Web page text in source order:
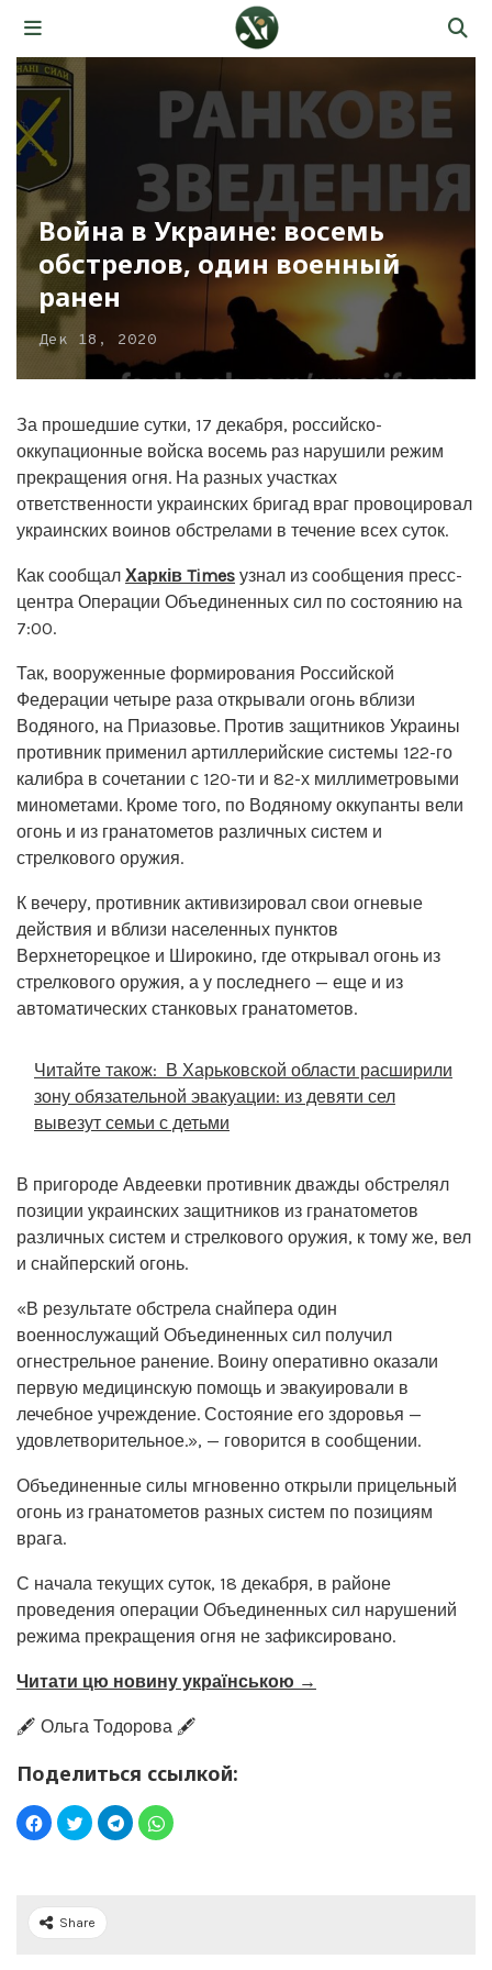
Война в Украине: восемь
обстрелов, один военный
ранен
Дек 18, 2020
За прошедшие сутки, 17 декабря, российско-
оккупационные войска восемь раз нарушили режим
прекращения огня. На разных участках
ответственности украинских бригад враг провоцировал
украинских воинов обстрелами в течение всех суток.
Как сообщал Харків Times узнал из сообщения пресс-
центра Операции Объединенных сил по состоянию на
7:00.
Так, вооруженные формирования Российской
Федерации четыре раза открывали огонь вблизи
Водяного, на Приазовье. Против защитников Украины
противник применил артиллерийские системы 122-го
калибра в сочетании с 120-ти и 82-х миллиметровыми
минометами. Кроме того, по Водяному оккупанты вели
огонь и из гранатометов различных систем и
стрелкового оружия.
К вечеру, противник активизировал свои огневые
действия и вблизи населенных пунктов
Верхнеторецкое и Широкино, где открывал огонь из
стрелкового оружия, а у последнего — еще и из
автоматических станковых гранатометов.
Читайте також: В Харьковской области расширили
зону обязательной эвакуации: из девяти сел
вывезут семьи с детьми
В пригороде Авдеевки противник дважды обстрелял
позиции украинских защитников из гранатометов
различных систем и стрелкового оружия, к тому же, вел
и снайперский огонь.
«В результате обстрела снайпера один
военнослужащий Объединенных сил получил
огнестрельное ранение. Воину оперативно оказали
первую медицинскую помощь и эвакуировали в
лечебное учреждение. Состояние его здоровья —
удовлетворительное.», — говорится в сообщении.
Объединенные силы мгновенно открыли прицельный
огонь из гранатометов разных систем по позициям
врага.
С начала текущих суток, 18 декабря, в районе
проведения операции Объединенных сил нарушений
режима прекращения огня не зафиксировано.
Читати цю новину українською →
🖋️ Ольга Тодорова 🖋️
Поделиться ссылкой:
Share